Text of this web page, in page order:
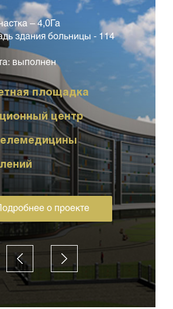
– 4,0Га
здания больницы - 114
выполнен
площадка
центр
Подробнее о проекте